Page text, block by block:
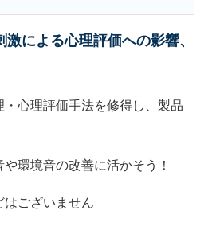
による心理評価への影響、
心理評価手法を修得し、製品
環境音の改善に活かそう！
ございません